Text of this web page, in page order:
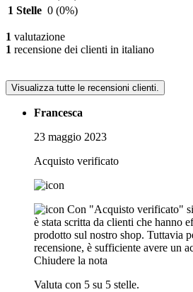
1 Stelle 0 (0%)
1 valutazione
1 recensione dei clienti in italiano
Visualizza tutte le recensioni clienti.
Francesca
23 maggio 2023
Acquisto verificato
Con "Acquisto verificato"
è stata scritta da clienti che hanno
prodotto sul nostro shop. Tuttavia
recensione, è sufficiente avere un
Chiudere la nota
Valuta con 5 su 5 stelle.